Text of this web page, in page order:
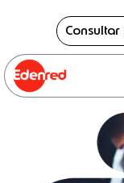
contenido